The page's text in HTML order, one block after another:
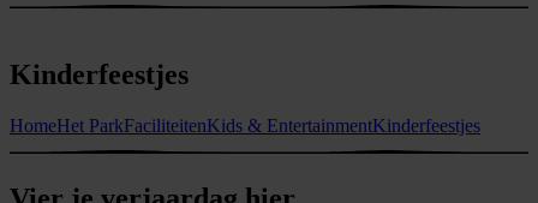
Kinderfeestjes
HomeHet ParkFaciliteitenKids & EntertainmentKinderfeestjes